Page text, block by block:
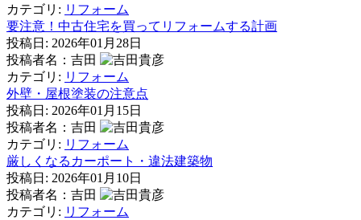
カテゴリ: リフォーム
要注意！中古住宅を買ってリフォームする計画
投稿日: 2026年01月28日
投稿者名：吉田
カテゴリ: リフォーム
外壁・屋根塗装の注意点
投稿日: 2026年01月15日
投稿者名：吉田
カテゴリ: リフォーム
厳しくなるカーポート・違法建築物
投稿日: 2026年01月10日
投稿者名：吉田
カテゴリ: リフォーム